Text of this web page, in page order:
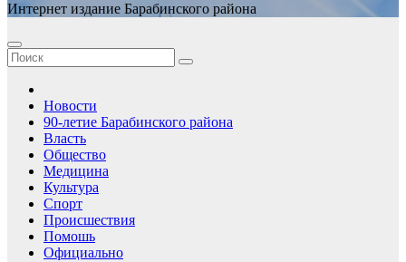
Интернет издание Барабинского района
Новости
90-летие Барабинского района
Власть
Общество
Медицина
Культура
Спорт
Происшествия
Помошь
Официально